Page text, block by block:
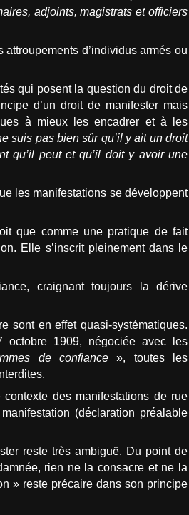
adjoints, magistrats et officiers
d’individus armés ou
qui posent la question du droit de
d’un droit de manifester mais
à mieux les encadrer et à les
suis pas bien sûr qu’il y ait un droit
qu’il peut et qu’il doit y avoir une
les manifestations se développent
que comme une pratique de fait
Elle s’inscrit pleinement dans le
craignant toujours la dérive
sont en effet quasi-systématiques.
octobre 1909, négociée avec les
de confiance », toutes les
des manifestations de rue
(déclaration préalable
reste très ambiguë. Du point de
rien ne la consacre et ne la
» reste précaire dans son principe